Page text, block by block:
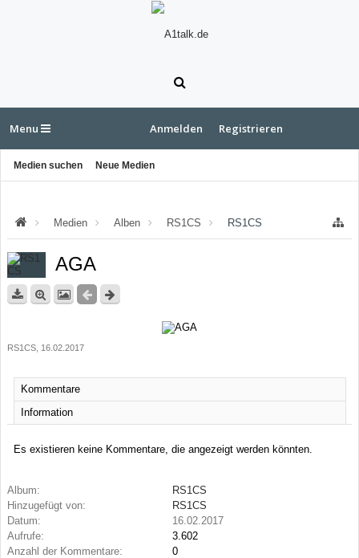
Menu
Medien suchen Neue Medien
Anmelden Registrieren
Medien Alben RS1CS RS1CS
AGA
RS1CS 16.02.2017
Kommentare
Information
Es existieren keine Kommentare, die angezeigt werden könnten.
Album:
RS1CS
Hinzugefügt von:
RS1CS
Datum:
16.02.2017
Aufrufe:
3.602
Anzahl der Kommentare:
0